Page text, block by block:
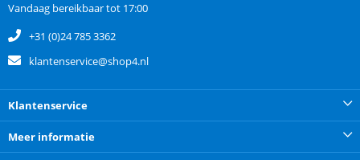
Vandaag bereikbaar tot 17:00
+31 (0)24 785 3362
klantenservice@shop4.nl
Klantenservice
Meer informatie